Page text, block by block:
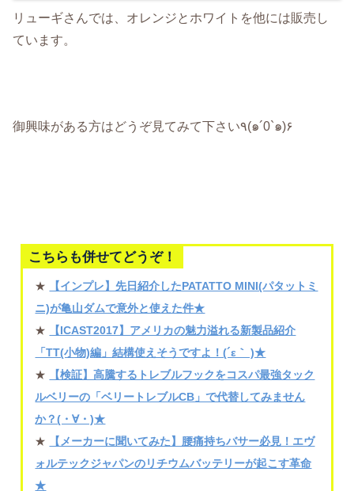
リューギさんでは、オレンジとホワイトを他には販売し
ています。
御興味がある方はどうぞ見てみて下さい٩(๑´0`๑)۶
こちらも併せてどうぞ！
★
【インプレ】先日紹介したPATATTO MINI(パタットミ
ニ)が亀山ダムで意外と使えた件★
★
【ICAST2017】アメリカの魅力溢れる新製品紹介
「TT(小物)編」結構使えそうですよ！(´ε｀ )★
★
【検証】高騰するトレブルフックをコスパ最強タック
ルベリーの「ベリートレブルCB」で代替してみません
か？(・∀・)★
★
【メーカーに聞いてみた】腰痛持ちバサー必見！エヴ
ォルテックジャパンのリチウムバッテリーが起こす革命
★